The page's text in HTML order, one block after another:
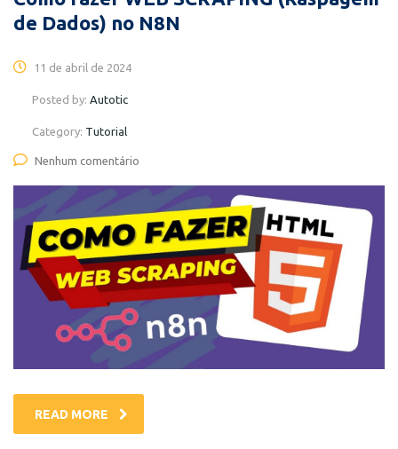
de Dados) no N8N
11 de abril de 2024
Posted by: Autotic
Category: Tutorial
Nenhum comentário
READ MORE